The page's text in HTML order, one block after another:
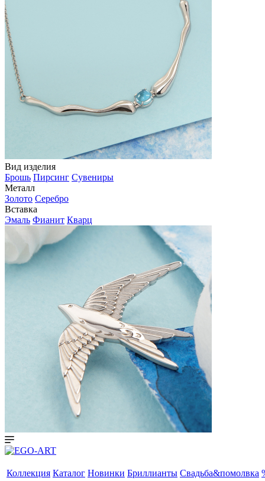
Вид изделия
Брошь Пирсинг Сувениры
Металл
Золото Серебро
Вставка
Эмаль Фианит Кварц
Коллекция Каталог Новинки Бриллианты Свадьба&помолвка